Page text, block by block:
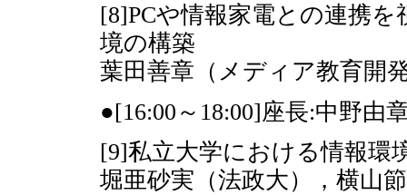
[8]PCや情報家電との連携
境の構築
葉田善章（メディア教育開
●[16:00～18:00]座長:中野由
[9]私立大学における情報環
堀亜砂実（法政大），横山